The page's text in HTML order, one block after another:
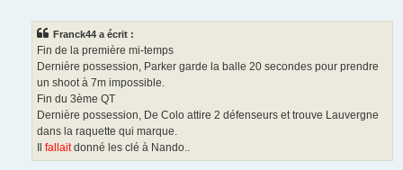
Franck44 a écrit :
Fin de la première mi-temps
Dernière possession, Parker garde la balle 20 secondes pour prendre
un shoot à 7m impossible.
Fin du 3ème QT
Dernière possession, De Colo attire 2 défenseurs et trouve Lauvergne
dans la raquette qui marque.
fallaitdonné les clé à Nando..